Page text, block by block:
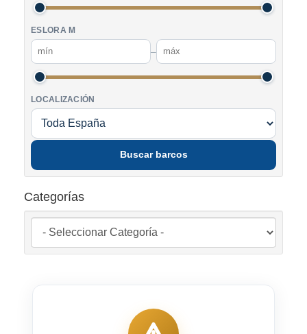
ESLORA M
–
LOCALIZACIÓN
Buscar barcos
Categorías